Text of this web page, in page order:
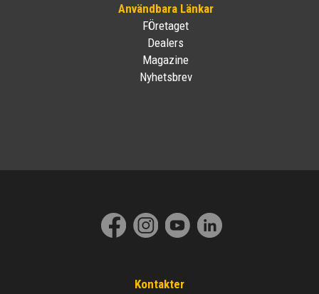
Användbara Länkar
FÖretaget
Dealers
Magazine
Nyhetsbrev
Kontakter